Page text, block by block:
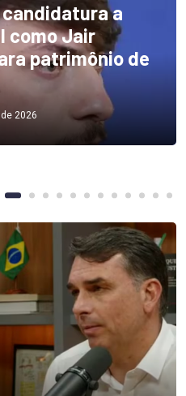
a
como Jair
patrimônio de
2026